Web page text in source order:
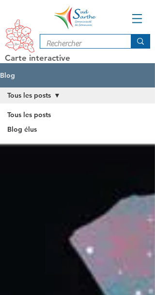
Carte interactive
Blog
Tous les posts
Blog élus
Tous les posts